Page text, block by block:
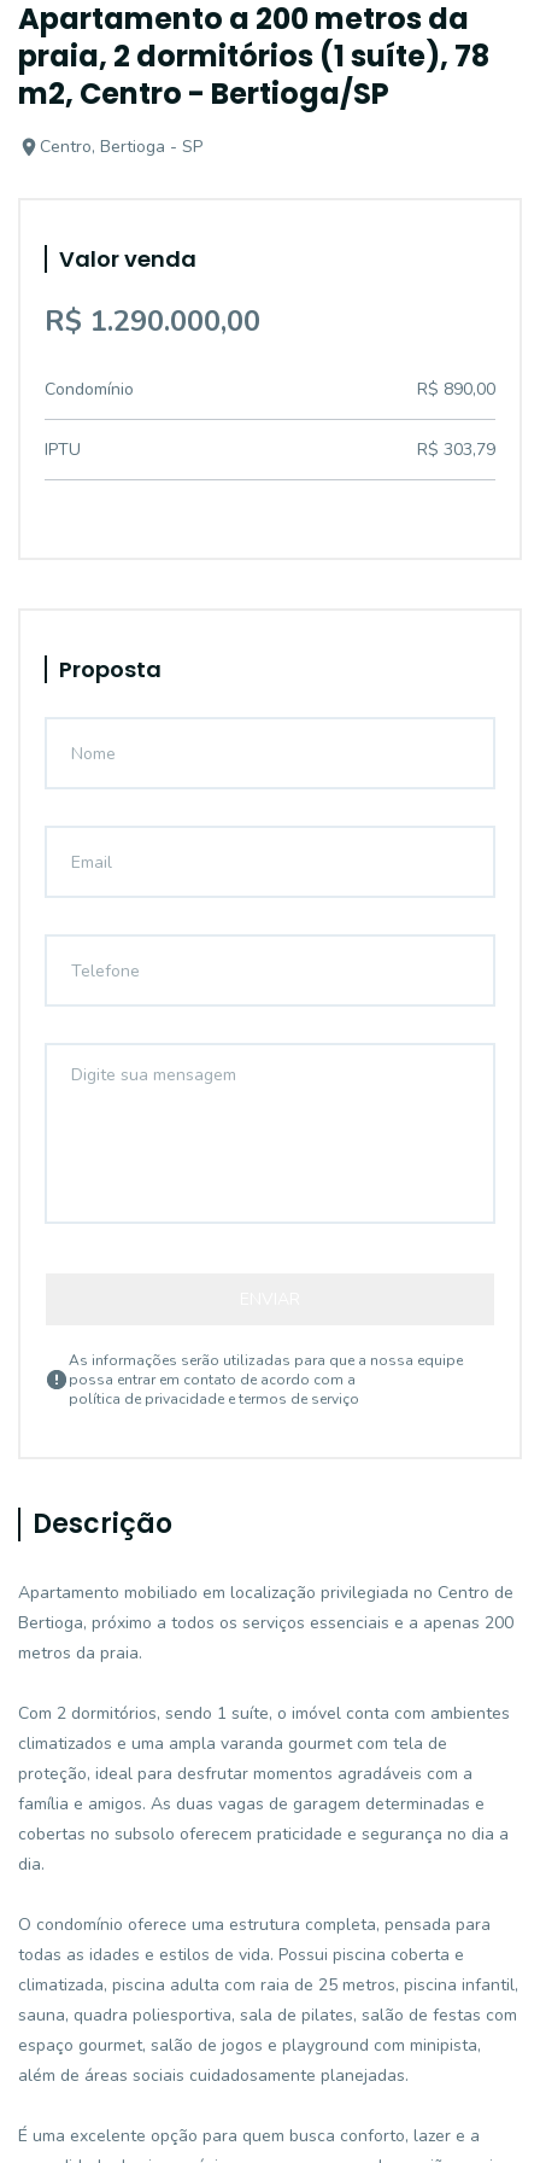
Apartamento a 200 metros da
praia, 2 dormitórios (1 suíte), 78
m2, Centro - Bertioga/SP
Centro, Bertioga - SP
Valor venda
R$ 1.290.000,00
Condomínio R$ 890,00
IPTU R$ 303,79
Proposta
As informações serão utilizadas para que a nossa equipe
possa entrar em contato de acordo com a
política de privacidade e termos de serviço
Descrição
Apartamento mobiliado em localização privilegiada no Centro de
Bertioga, próximo a todos os serviços essenciais e a apenas 200
metros da praia.
Com 2 dormitórios, sendo 1 suíte, o imóvel conta com ambientes
climatizados e uma ampla varanda gourmet com tela de
proteção, ideal para desfrutar momentos agradáveis com a
família e amigos. As duas vagas de garagem determinadas e
cobertas no subsolo oferecem praticidade e segurança no dia a
dia.
O condomínio oferece uma estrutura completa, pensada para
todas as idades e estilos de vida. Possui piscina coberta e
climatizada, piscina adulta com raia de 25 metros, piscina infantil,
sauna, quadra poliesportiva, sala de pilates, salão de festas com
espaço gourmet, salão de jogos e playground com minipista,
além de áreas sociais cuidadosamente planejadas.
É uma excelente opção para quem busca conforto, lazer e a